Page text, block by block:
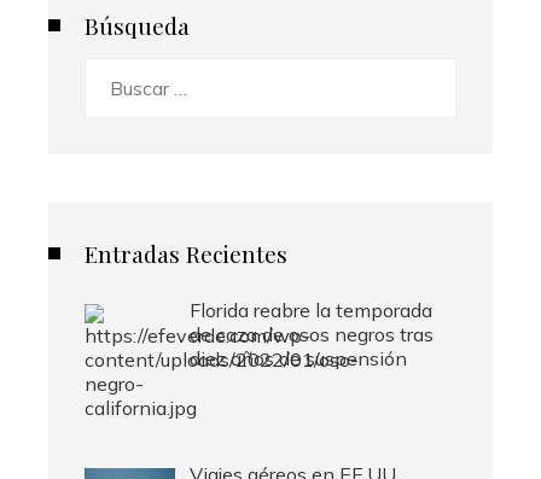
Búsqueda
Entradas Recientes
Florida reabre la temporada
de caza de osos negros tras
diez años de suspensión